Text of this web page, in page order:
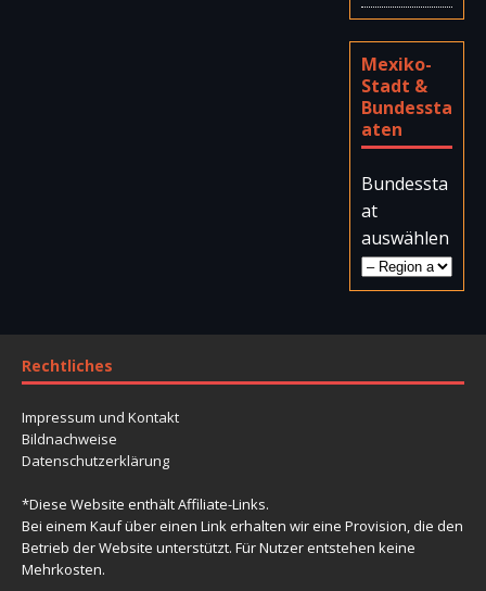
Mexiko-
Stadt &
Bundessta
aten
Bundessta
at
auswählen
Rechtliches
Impressum und Kontakt
Bildnachweise
Datenschutzerklärung
*Diese Website enthält Affiliate-Links.
Bei einem Kauf über einen Link erhalten wir eine Provision, die den
Betrieb der Website unterstützt. Für Nutzer entstehen keine
Mehrkosten.